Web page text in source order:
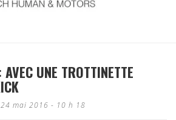
UNE TROTTINETTE
24 mai 2016 - 10 h 18